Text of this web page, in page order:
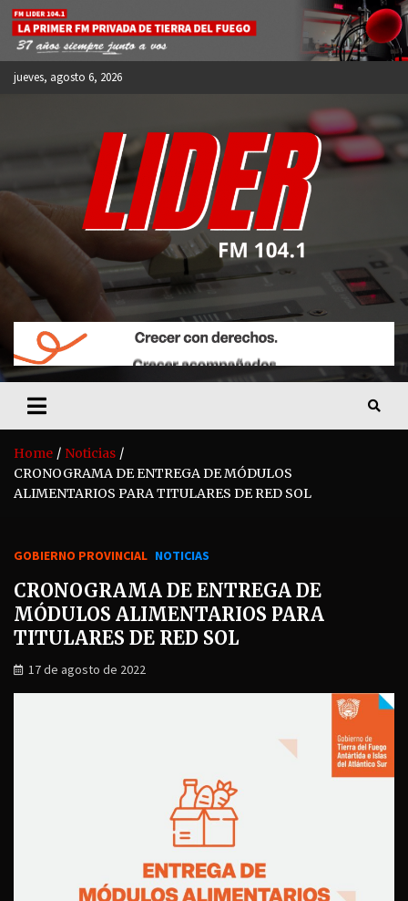
Skip
content
jueves, agosto 6, 2026
FM LIDER 104.1
Home
Noticias
CRONOGRAMA DE ENTREGA DE MÓDULOS
ALIMENTARIOS PARA TITULARES DE RED SOL
GOBIERNO PROVINCIAL NOTICIAS
CRONOGRAMA DE ENTREGA DE
MÓDULOS ALIMENTARIOS PARA
TITULARES DE RED SOL
17 de agosto de 2022